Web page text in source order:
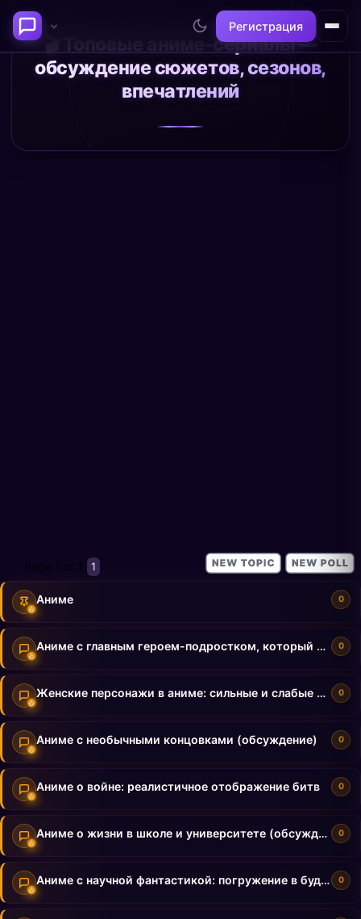
Регистрация
Последние темы
Философия сознания:
🎬 Топовые аниме-сериалы —
обсуждение сюжетов, сезонов,
впечатлений
Page 1 of 1 1
Аниме 0
Аниме с главным героем-подростком, который становится героем 0
Женские персонажи в аниме: сильные и слабые стороны 0
Аниме с необычными концовками (обсуждение) 0
Аниме о войне: реалистичное отображение битв 0
Аниме о жизни в школе и университете (обсуждение) 0
Аниме с научной фантастикой: погружение в будущее 0